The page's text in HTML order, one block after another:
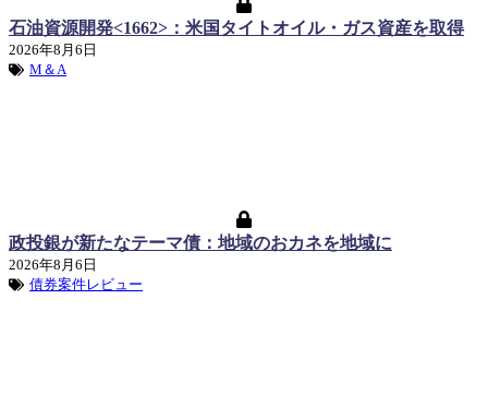
石油資源開発<1662>：米国タイトオイル・ガス資産を取得
2026年8月6日
M＆A
政投銀が新たなテーマ債：地域のおカネを地域に
2026年8月6日
債券案件レビュー